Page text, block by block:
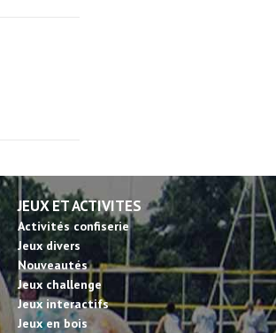
JEUX ET ACTIVITES
Activités confiserie
Jeux divers
Nouveautés
Jeux challenge
Jeux interactifs
Jeux en bois